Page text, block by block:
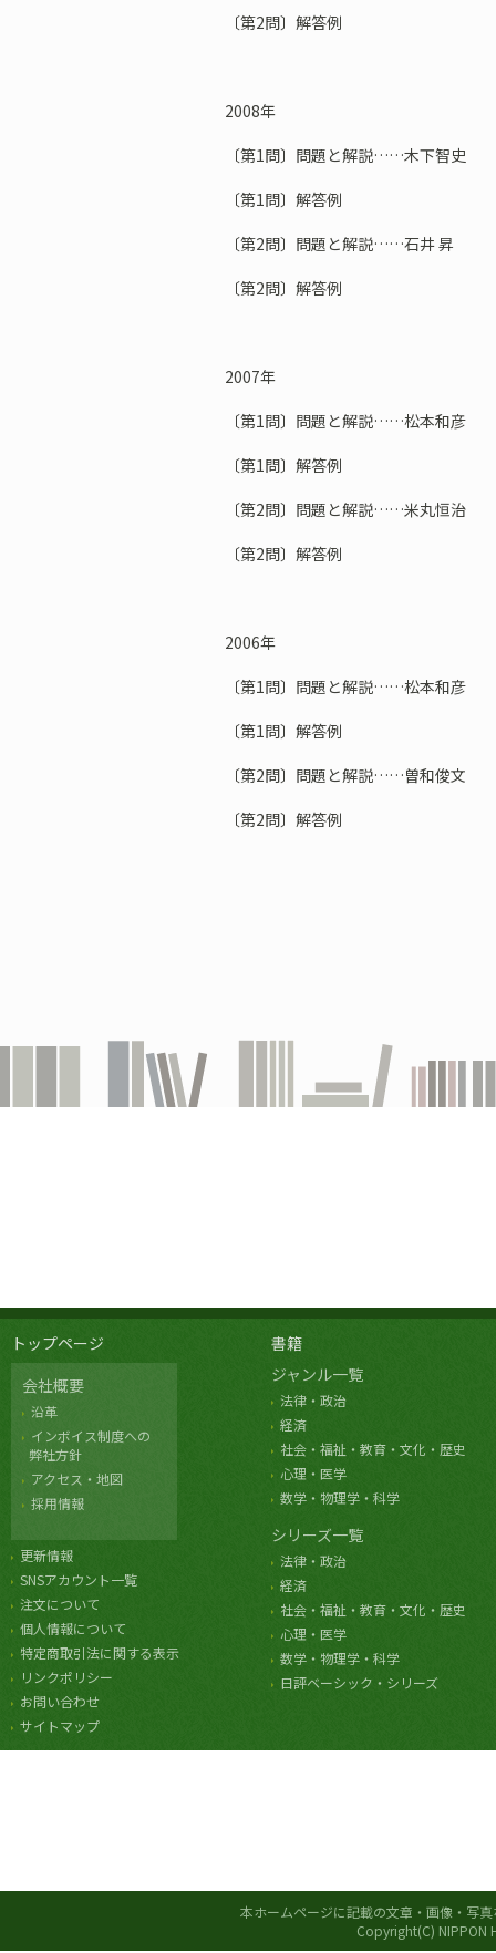
〔第2問〕解答例
2008年
〔第1問〕問題と解説……木下智史
〔第1問〕解答例
〔第2問〕問題と解説……石井 昇
〔第2問〕解答例
2007年
〔第1問〕問題と解説……松本和彦
〔第1問〕解答例
〔第2問〕問題と解説……米丸恒治
〔第2問〕解答例
2006年
〔第1問〕問題と解説……松本和彦
〔第1問〕解答例
〔第2問〕問題と解説……曽和俊文
〔第2問〕解答例
トップページ
会社概要
沿革
インボイス制度への
弊社方針
アクセス・地図
採用情報
更新情報
SNSアカウント一覧
注文について
個人情報について
特定商取引法に関する表示
リンクポリシー
お問い合わせ
サイトマップ
書籍
ジャンル一覧
法律・政治
経済
社会・福祉・教育・文化・歴史
心理・医学
数学・物理学・科学
シリーズ一覧
法律・政治
経済
社会・福祉・教育・文化・歴史
心理・医学
数学・物理学・科学
日評ベーシック・シリーズ
本ホームページに記載の文章・画像・写
Copyright(C) NIPPON